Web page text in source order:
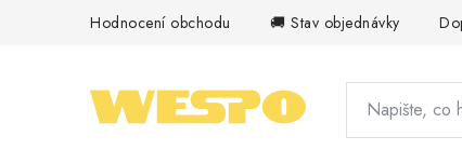
Hodnocení obchodu 🚚 Stav objednávky